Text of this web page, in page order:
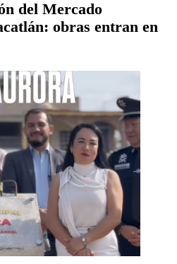
del Mercado
obras entran en